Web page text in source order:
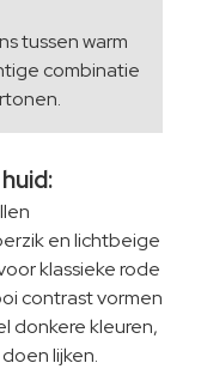
tussen warm
combinatie
en lichtbeige
klassieke rode
contrast vormen
donkere kleuren,
lijken.